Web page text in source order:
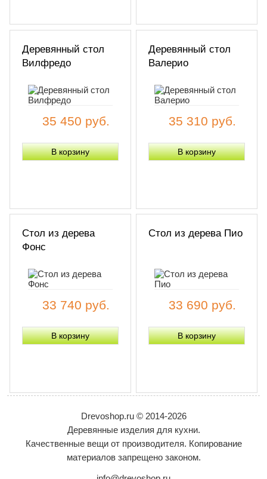
Деревянный стол
Вилфредо
35 450 руб.
Деревянный стол
Валерио
35 310 руб.
Стол из дерева
Фонс
33 740 руб.
Стол из дерева Пио
33 690 руб.
Drevoshop.ru © 2014-2026
Деревянные изделия для кухни.
Качественные вещи от производителя. Копирование
материалов запрещено законом.